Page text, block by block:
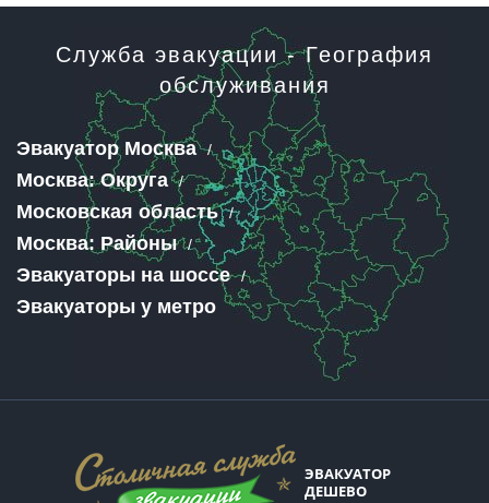
Служба эвакуации - География
обслуживания
Эвакуатор Москва
Москва: Округа
Московская область
Москва: Районы
Эвакуаторы на шоссе
Эвакуаторы у метро
ЭВАКУАТОР
ДЕШЕВО